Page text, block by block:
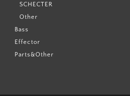
SCHECTER
Other
Bass
Effector
Parts&Other